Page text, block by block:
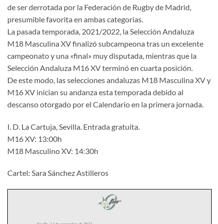
de ser derrotada por la Federación de Rugby de Madrid,
presumible favorita en ambas categorías.
La pasada temporada, 2021/2022, la Selección Andaluza
M18 Masculina XV finalizó subcampeona tras un excelente
campeonato y una «final» muy disputada, mientras que la
Selección Andaluza M16 XV terminó en cuarta posición.
De este modo, las selecciones andaluzas M18 Masculina XV y
M16 XV inician su andanza esta temporada debido al
descanso otorgado por el Calendario en la primera jornada.
I. D. La Cartuja, Sevilla. Entrada gratuita.
M16 XV: 13:00h
M18 Masculino XV: 14:30h
Cartel: Sara Sánchez Astilleros